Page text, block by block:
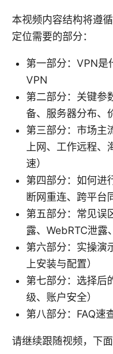
本视频内容结构将遵
定位需要的部分：
第一部分：VPN是
VPN
第二部分：关键参
备、服务器分布、
第三部分：市场主
上网、工作远程
速）
第四部分：如何进
断网重连、跨平台
第五部分：常见误
露、WebRTC泄露
第六部分：实操演
上安装与配置）
第七部分：选择后
级、账户安全）
第八部分：FAQ速
请继续跟随视频，下